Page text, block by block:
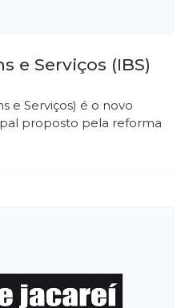
e Serviços (IBS)
e Serviços) é o novo
proposto pela reforma